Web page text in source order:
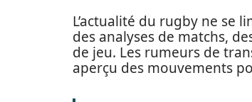
L’actualité du rugby ne se
des analyses de matchs,
de jeu. Les rumeurs de
aperçu des mouvements